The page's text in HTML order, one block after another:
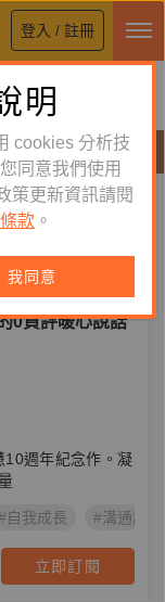
登入 / 註冊
新到舊 舊到新
0負評暖心說話
10週年紀念作。凝
自我成長 #溝通說話
立即訂閱
明
cookies 分析技
同意我們使用
策更新資訊請閱
款 。
我同意